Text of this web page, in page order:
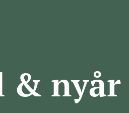
& nyår